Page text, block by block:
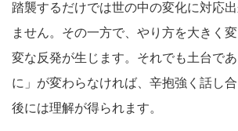
踏襲するだけでは世の中の変化に対応
ません。その一方で、やり方を大きく
変な反発が生じます。それでも土台
に」が変わらなければ、辛抱強く話し
後には理解が得られます。